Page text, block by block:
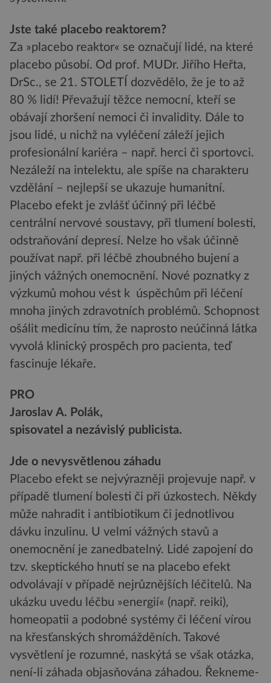
Jste také placebo reaktorem?
Za »placebo reaktor« se označují lidé, na které
placebo působí. Od prof. MUDr. Jiřího Heřta,
DrSc., se 21. STOLETÍ dozvědělo, že je to až
80 % lidí! Převažují těžce nemocní, kteří se
obávají zhoršení nemoci či invalidity. Dále to
jsou lidé, u nichž na vyléčení záleží jejich
profesionální kariéra – např. herci či sportovci.
Nezáleží na intelektu, ale spíše na charakteru
vzdělání – nejlepší se ukazuje humanitní.
Placebo efekt je zvlášť účinný při léčbě
centrální nervové soustavy, při tlumení bolesti,
odstraňování depresí. Nelze ho však účinně
používat např. při léčbě zhoubného bujení a
jiných vážných onemocnění. Nové poznatky z
výzkumů mohou vést k úspěchům při léčení
mnoha jiných zdravotních problémů. Schopnost
ošálit medicínu tím, že naprosto neúčinná látka
vyvolá klinický prospěch pro pacienta, teď
fascinuje lékaře.
PRO
Jaroslav A. Polák,
spisovatel a nezávislý publicista.
Jde o nevysvětlenou záhadu
Placebo efekt se nejvýrazněji projevuje např. v
případě tlumení bolesti či při úzkostech. Někdy
může nahradit i antibiotikum či jednotlivou
dávku inzulinu. U velmi vážných stavů a
onemocnění je zanedbatelný. Lidé zapojení do
tzv. skeptického hnutí se na placebo efekt
odvolávají v případě nejrůznějších léčitelů. Na
ukázku uvedu léčbu »energií« (např. reiki),
homeopatii a podobné systémy či léčení vírou
na křesťanských shromážděních. Takové
vysvětlení je rozumné, naskýtá se však otázka,
není-li záhada objasňována záhadou. Řekneme-